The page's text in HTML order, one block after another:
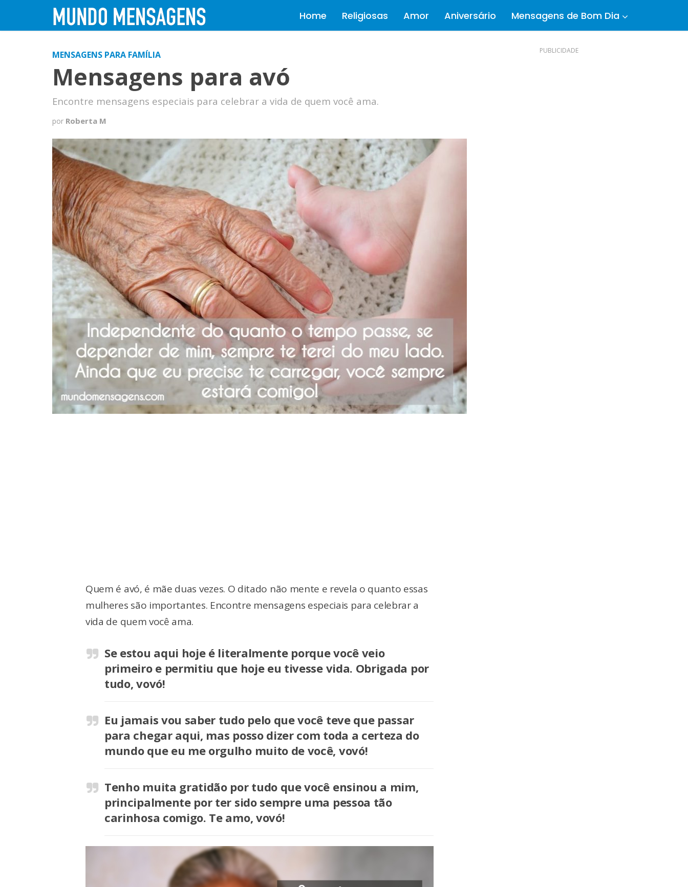
Home Religiosas Amor Aniversário Mensagens de Bom Dia
MENSAGENS PARA FAMÍLIA
Mensagens para avó
Encontre mensagens especiais para celebrar a vida de quem você ama.
por Roberta M
Quem é avó, é mãe duas vezes. O ditado não mente e revela o quanto essas
mulheres são importantes. Encontre mensagens especiais para celebrar a
vida de quem você ama.
Se estou aqui hoje é literalmente porque você veio
primeiro e permitiu que hoje eu tivesse vida. Obrigada por
tudo, vovó!
Eu jamais vou saber tudo pelo que você teve que passar
para chegar aqui, mas posso dizer com toda a certeza do
mundo que eu me orgulho muito de você, vovó!
Tenho muita gratidão por tudo que você ensinou a mim,
principalmente por ter sido sempre uma pessoa tão
carinhosa comigo. Te amo, vovó!
PUBLICIDADE